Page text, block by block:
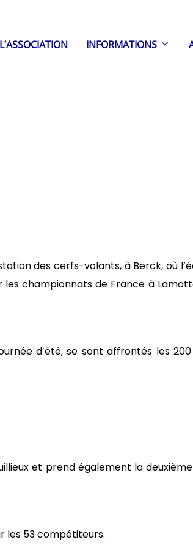
L’ASSOCIATION INFORMATIONS
des cerfs-volants, à Berck, où
championnats de France à
d’été, se sont affrontés les
et prend également la
les 53 compétiteurs.